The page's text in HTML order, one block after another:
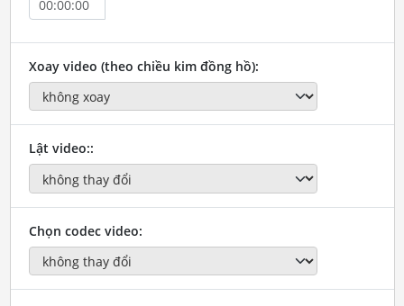
Xoay video (theo chiều kim đồng hồ):
Lật video::
Chọn codec video: